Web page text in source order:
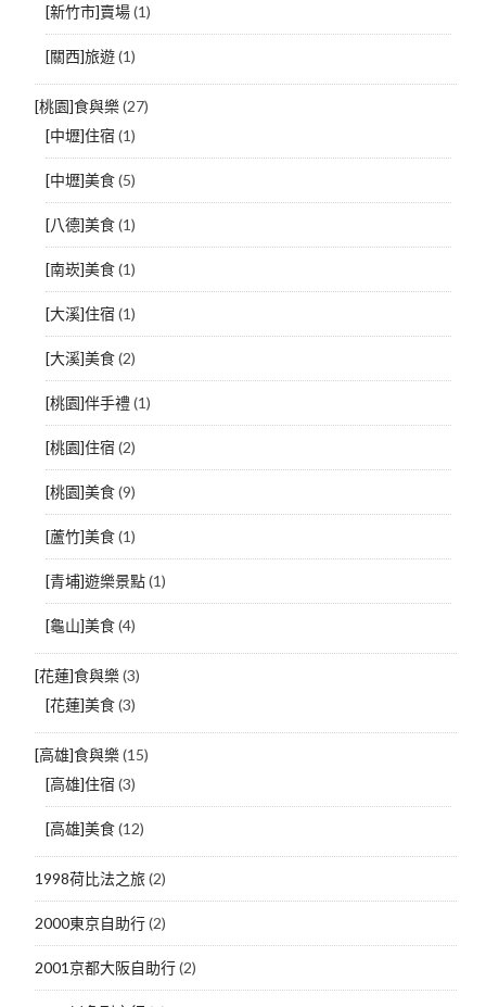
[新竹市]賣場(1)
[關西]旅遊(1)
[桃園]食與樂(27)
[中壢]住宿 (1)
[中壢]美食(5)
[八德]美食(1)
[南崁]美食(1)
[大溪]住宿 (1)
[大溪]美食(2)
[桃園]伴手禮(1)
[桃園]住宿 (2)
[桃園]美食(9)
[蘆竹]美食(1)
[青埔]遊樂景點(1)
[龜山]美食(4)
[花蓮]食與樂(3)
[花蓮]美食(3)
[高雄]食與樂(15)
[高雄]住宿 (3)
[高雄]美食(12)
1998荷比法之旅(2)
2000東京自助行(2)
2001京都大阪自助行(2)